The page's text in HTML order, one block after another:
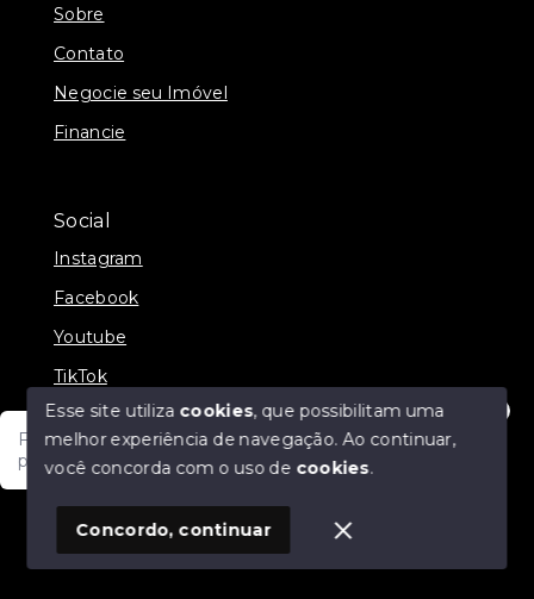
Fale com um de nossos consultores! Estamos
prontos para atende-lo e orienta-lo!
Sobre
Contato
Negocie seu Imóvel
Financie
Social
Instagram
Facebook
Youtube
TikTok
© Copyright 2026 - JDF NEGOCIOS IMOBILIARIOS -
SITE PARA IMOBILIARIA
Esse site utiliza cookies, que possibilitam uma
melhor experiência de navegação.Ao continuar,
você concorda com o uso de cookies.
Concordo, continuar